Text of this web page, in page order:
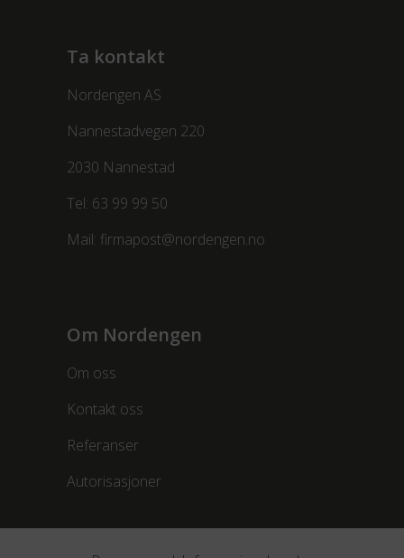
Ta kontakt
Nordengen AS
Nannestadvegen 220
2030 Nannestad
Tel: 63 99 99 50
Mail: firmapost@nordengen.no
Om Nordengen
Om oss
Kontakt oss
Referanser
Autorisasjoner